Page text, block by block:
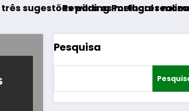
para os melhores momentos do
Rewilding Portugal realiza primeira
Pesquisa